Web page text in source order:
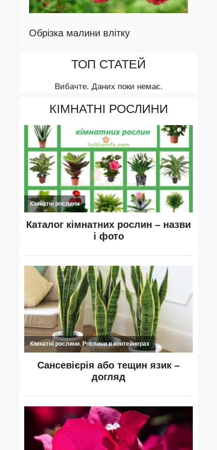
Обрізка малини влітку
ТОП СТАТЕЙ
Вибачте. Даних поки немає.
КІМНАТНІ РОСЛИНИ